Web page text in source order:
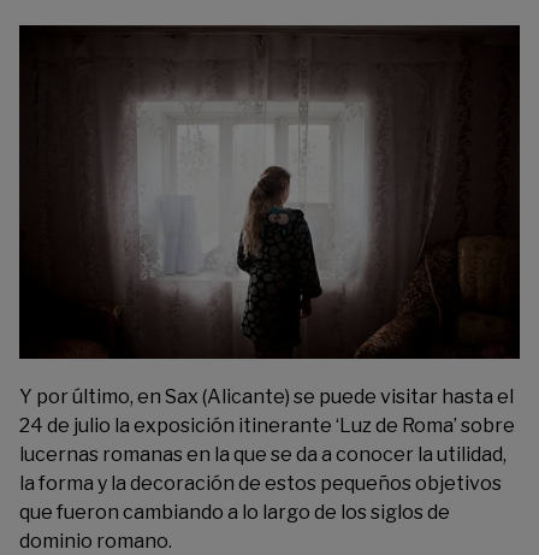
Y por último, en Sax (Alicante) se puede visitar hasta el
24 de julio la exposición itinerante ‘ Luz de Roma’ sobre
lucernas romanas en la que se da a conocer la utilidad,
la forma y la decoración de estos pequeños objetivos
que fueron cambiando a lo largo de los siglos de
dominio romano.